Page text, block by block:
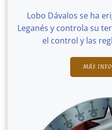
Lobo Dávalos se ha
Leganés y controla su
el control y las
MÁS